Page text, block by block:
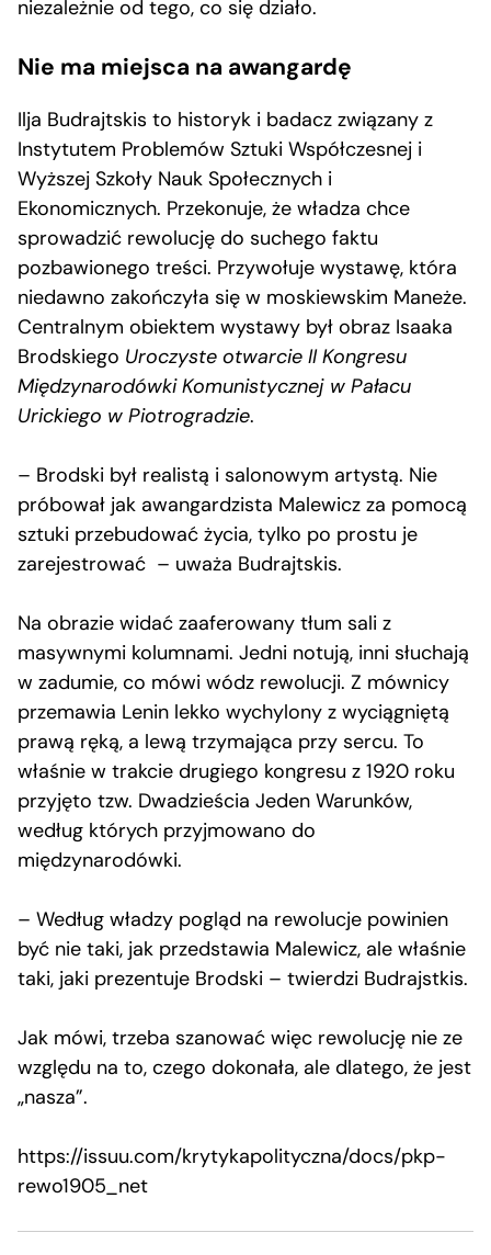
niezależnie od tego, co się działo.
Nie ma miejsca na awangardę
Ilja Budrajtskis to historyk i badacz związany z
Instytutem Problemów Sztuki Współczesnej i
Wyższej Szkoły Nauk Społecznych i
Ekonomicznych. Przekonuje, że władza chce
sprowadzić rewolucję do suchego faktu
pozbawionego treści. Przywołuje wystawę, która
niedawno zakończyła się w moskiewskim Maneże.
Centralnym obiektem wystawy był obraz Isaaka
Brodskiego Uroczyste otwarcie II Kongresu
Międzynarodówki Komunistycznej w Pałacu
Urickiego w Piotrogradzie.
– Brodski był realistą i salonowym artystą. Nie
próbował jak awangardzista Malewicz za pomocą
sztuki przebudować życia, tylko po prostu je
zarejestrować – uważa Budrajtskis.
Na obrazie widać zaaferowany tłum sali z
masywnymi kolumnami. Jedni notują, inni słuchają
w zadumie, co mówi wódz rewolucji. Z mównicy
przemawia Lenin lekko wychylony z wyciągniętą
prawą ręką, a lewą trzymająca przy sercu. To
właśnie w trakcie drugiego kongresu z 1920 roku
przyjęto tzw. Dwadzieścia Jeden Warunków,
według których przyjmowano do
międzynarodówki.
– Według władzy pogląd na rewolucje powinien
być nie taki, jak przedstawia Malewicz, ale właśnie
taki, jaki prezentuje Brodski – twierdzi Budrajstkis.
Jak mówi, trzeba szanować więc rewolucję nie ze
względu na to, czego dokonała, ale dlatego, że jest
„nasza”.
https://issuu.com/krytykapolityczna/docs/pkp-
rewo1905_net